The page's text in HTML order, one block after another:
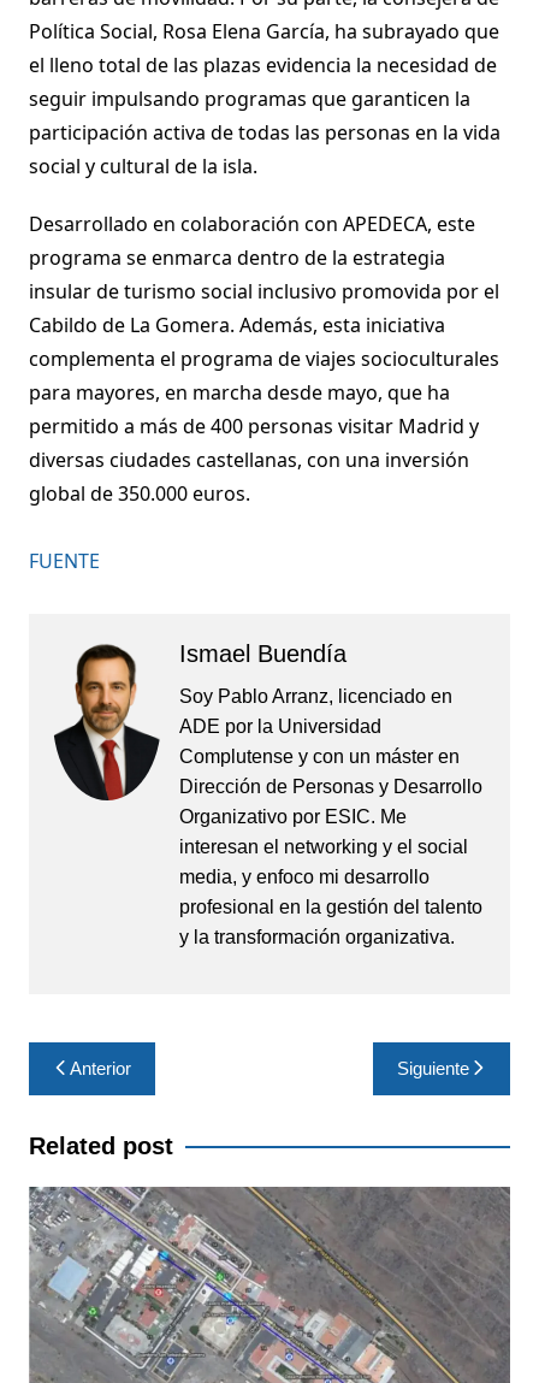
Política Social, Rosa Elena García, ha subrayado que
el lleno total de las plazas evidencia la necesidad de
seguir impulsando programas que garanticen la
participación activa de todas las personas en la vida
social y cultural de la isla.
Desarrollado en colaboración con APEDECA, este
programa se enmarca dentro de la estrategia
insular de turismo social inclusivo promovida por el
Cabildo de La Gomera. Además, esta iniciativa
complementa el programa de viajes socioculturales
para mayores, en marcha desde mayo, que ha
permitido a más de 400 personas visitar Madrid y
diversas ciudades castellanas, con una inversión
global de 350.000 euros.
FUENTE
Ismael Buendía
Soy Pablo Arranz, licenciado en
ADE por la Universidad
Complutense y con un máster en
Dirección de Personas y Desarrollo
Organizativo por ESIC. Me
interesan el networking y el social
media, y enfoco mi desarrollo
profesional en la gestión del talento
y la transformación organizativa.
Navegación
de
entradas
Anterior Siguiente
Related post